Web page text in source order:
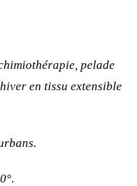
pelade
en tissu extensible